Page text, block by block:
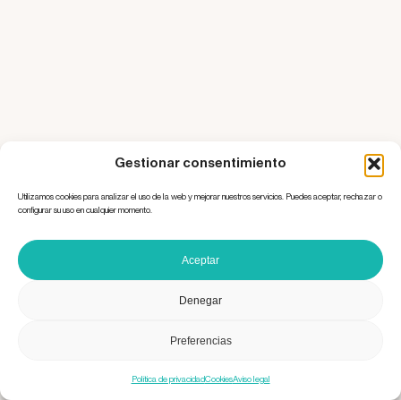
Gestionar consentimiento
Utilizamos cookies para analizar el uso de la web y mejorar nuestros servicios. Puedes aceptar, rechazar o
configurar su uso en cualquier momento.
Aceptar
Denegar
Preferencias
Cookies
Política de privacidad Aviso legal